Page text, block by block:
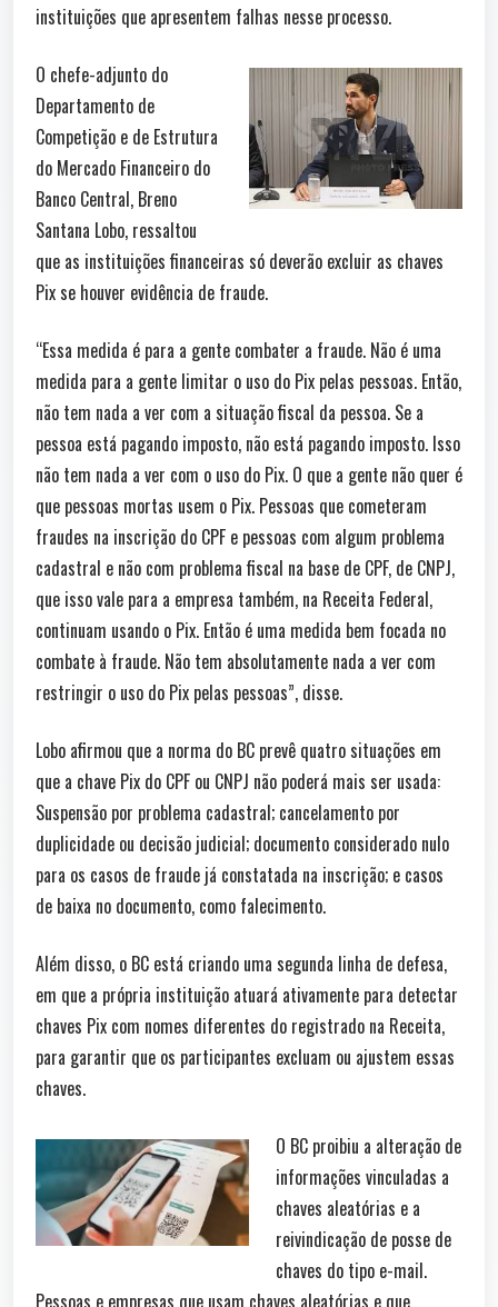
instituições que apresentem falhas nesse processo.
O chefe-adjunto do
Departamento de
Competição e de Estrutura
do Mercado Financeiro do
Banco Central, Breno
Santana Lobo, ressaltou
que as instituições financeiras só deverão excluir as chaves
Pix se houver evidência de fraude.
“Essa medida é para a gente combater a fraude. Não é uma
medida para a gente limitar o uso do Pix pelas pessoas. Então,
não tem nada a ver com a situação fiscal da pessoa. Se a
pessoa está pagando imposto, não está pagando imposto. Isso
não tem nada a ver com o uso do Pix. O que a gente não quer é
que pessoas mortas usem o Pix. Pessoas que cometeram
fraudes na inscrição do CPF e pessoas com algum problema
cadastral e não com problema fiscal na base de CPF, de CNPJ,
que isso vale para a empresa também, na Receita Federal,
continuam usando o Pix. Então é uma medida bem focada no
combate à fraude. Não tem absolutamente nada a ver com
restringir o uso do Pix pelas pessoas”, disse.
Lobo afirmou que a norma do BC prevê quatro situações em
que a chave Pix do CPF ou CNPJ não poderá mais ser usada:
Suspensão por problema cadastral; cancelamento por
duplicidade ou decisão judicial; documento considerado nulo
para os casos de fraude já constatada na inscrição; e casos
de baixa no documento, como falecimento.
Além disso, o BC está criando uma segunda linha de defesa,
em que a própria instituição atuará ativamente para detectar
chaves Pix com nomes diferentes do registrado na Receita,
para garantir que os participantes excluam ou ajustem essas
chaves.
O BC proibiu a alteração de
informações vinculadas a
chaves aleatórias e a
reivindicação de posse de
chaves do tipo e-mail.
Pessoas e empresas que usam chaves aleatórias e que